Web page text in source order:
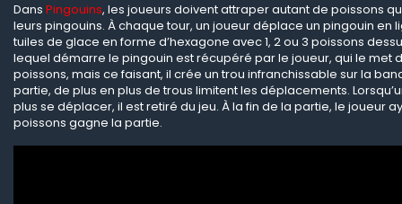
Dans Pingouins, les joueurs doivent attraper autant de poissons
leurs pingouins. À chaque tour, un joueur déplace un pingouin en
tuiles de glace en forme d’hexagone avec 1, 2 ou 3 poissons
lequel démarre le pingouin est récupéré par le joueur, qui le met
poissons, mais ce faisant, il crée un trou infranchissable sur la
partie, de plus en plus de trous limitent les déplacements.
plus se déplacer, il est retiré du jeu. À la fin de la partie, le joueur
poissons gagne la partie.